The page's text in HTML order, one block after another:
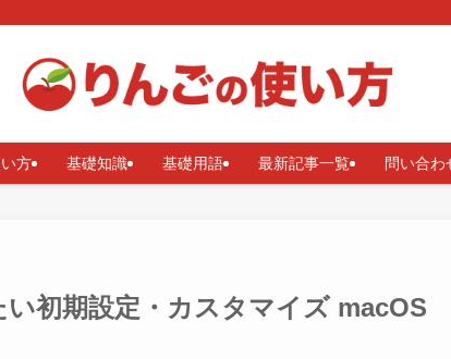
方 基礎知識 基礎用語 最新記事一覧 問い合わ
初期設定・カスタマイズ macOS